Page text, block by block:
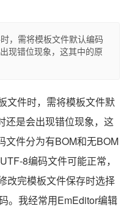
，需将模板文件默认编码
现错位现象，这其中的原
文件时，需将模板文件默
还是会出现错位现象，这
文件分为有BOM和无BOM
8编码文件可能正常，
改完模板文件保存时选择
。我经常用EmEditor编辑